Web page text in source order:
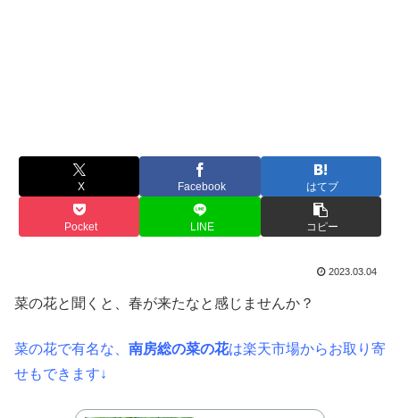
X Facebook はてブ
Pocket LINE コピー
2023.03.04
菜の花と聞くと、春が来たなと感じませんか？
菜の花で有名な、 南房総の菜の花は楽天市場からお取り寄
せもできます↓